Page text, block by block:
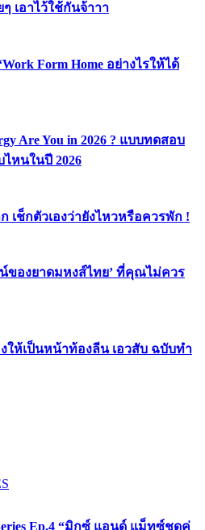
เอาไว้ใช้กันจ้าาา
Form Home อย่างไรให้ได้
Are You in 2026 ? แบบทดสอบ
หนในปี 2026
เช็กตัวเองว่ายังไหวหรือควรพัก !
ของยาดมหงส์ไทย’ ที่คุณไม่ควร
ให้เป็นหน้าท้องลีน เอวสับ ฉบับทำ
Ep.4 “มิกซ์ แอนด์ แม็ทซ์ชุดคู่